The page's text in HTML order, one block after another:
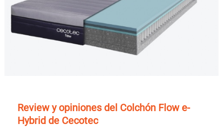
Review y opiniones del Colchón Flow e-
Hybrid de Cecotec